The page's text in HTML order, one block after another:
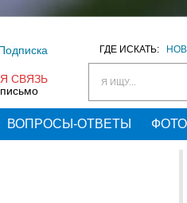
ГДЕ ИСКАТЬ:
Я ИЩУ...
СВЯЗЬ
ВОПРОСЫ-ОТВЕТЫ ФОТО